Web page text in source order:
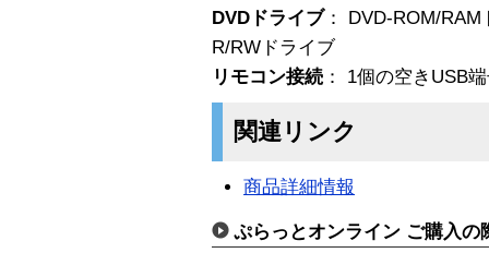
DVDドライブ： DVD-ROM/RAM
R/RWドライブ
リモコン接続 ： 1個の空きUSB
関連リンク
商品詳細情報
ぷらっとオンライン ご購入の